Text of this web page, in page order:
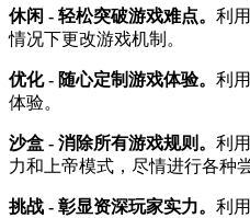
休闲 - 轻松突破游戏难点。 利
情况下更改游戏机制。
优化 - 随心定制游戏体验。 利
体验。
沙盒 - 消除所有游戏规则。 利
力和上帝模式，尽情进行各种
挑战 - 彰显资深玩家实力。 利